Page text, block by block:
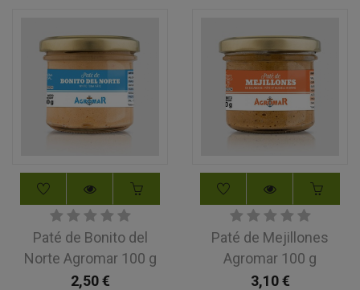
Paté de Bonito del
Norte Agromar 100 g
2,50€
Paté de Mejillones
Agromar 100 g
3,10€